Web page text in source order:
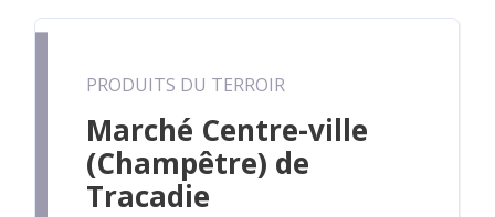
PRODUITS DU TERROIR
Marché Centre-ville
(Champêtre) de
Tracadie